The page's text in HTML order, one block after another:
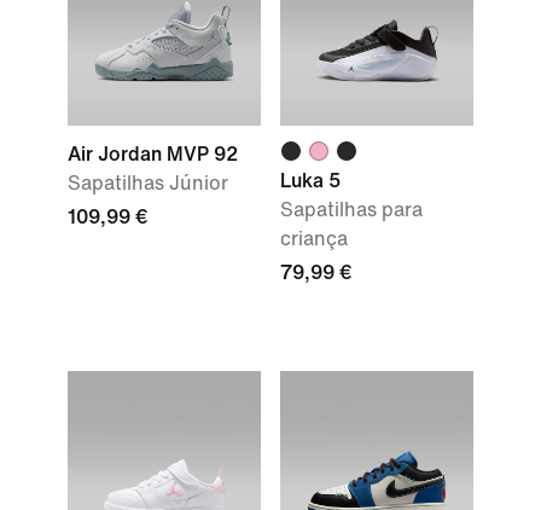
Air Jordan MVP 92
Sapatilhas Júnior
109,99 €
Luka 5
Sapatilhas para
criança
79,99 €